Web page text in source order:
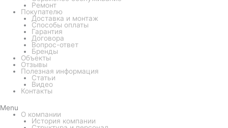
Ремонт
Покупателю
Доставка и монтаж
Способы оплаты
Гарантия
Договора
Вопрос-ответ
Бренды
Объекты
Отзывы
Полезная информация
Статьи
Видео
Контакты
Menu
О компании
История компании